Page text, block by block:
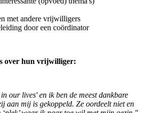
met andere vrijwilligers
door een coördinator
over hun vrijwilliger:
our lives' en ik ben de meest dankbare
aan mij is gekoppeld. Ze oordeelt niet en